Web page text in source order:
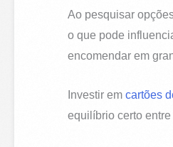
Ao pesquisar
o que pode
encomendar em
Investir em cartões
equilíbrio certo